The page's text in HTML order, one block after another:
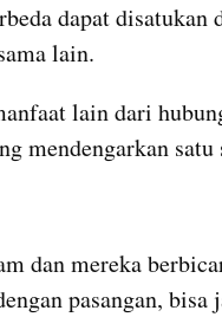
dapat disatukan
lain.
lain dari
mendengarkan
dan mereka
pasangan,